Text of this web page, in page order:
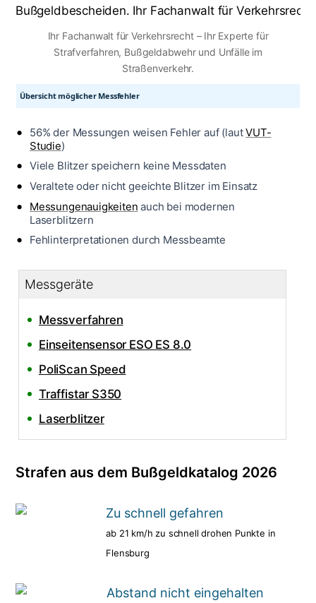
Ihr Fachanwalt für Verkehrsrecht – Ihr Experte für
Strafverfahren, Bußgeldabwehr und Unfälle im
Straßenverkehr.
Übersicht möglicher Messfehler
56% der Messungen weisen Fehler auf (lautVUT-
Studie)
Viele Blitzer speichern keine Messdaten
Veraltete oder nicht geeichte Blitzer im Einsatz
Messungenauigkeiten auch bei modernen
Laserblitzern
Fehlinterpretationen durch Messbeamte
Messgeräte
Messverfahren
Einseitensensor ESO ES 8.0
PoliScan Speed
Traffistar S350
Laserblitzer
Strafen aus dem Bußgeldkatalog 2026
Zu schnell gefahren
ab 21 km/h zu schnell drohen Punkte in
Flensburg
Abstand nicht eingehalten